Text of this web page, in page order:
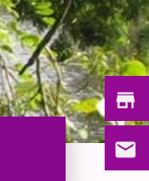
store
email